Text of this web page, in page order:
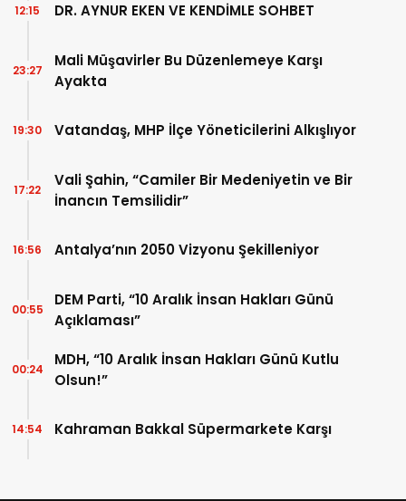
DR. AYNUR EKEN VE KENDİMLE SOHBET
12:15
Mali Müşavirler Bu Düzenlemeye Karşı
Ayakta
23:27
Vatandaş, MHP İlçe Yöneticilerini Alkışlıyor
19:30
Vali Şahin, “Camiler Bir Medeniyetin ve Bir
İnancın Temsilidir”
17:22
Antalya’nın 2050 Vizyonu Şekilleniyor
16:56
DEM Parti, “10 Aralık İnsan Hakları Günü
Açıklaması”
00:55
MDH, “10 Aralık İnsan Hakları Günü Kutlu
Olsun!”
00:24
Kahraman Bakkal Süpermarkete Karşı
14:54